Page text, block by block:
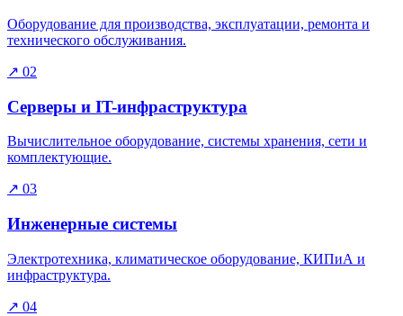
Оборудование для производства, эксплуатации, ремонта и
технического обслуживания.
↗ 02
Серверы и IT-инфраструктура
Вычислительное оборудование, системы хранения, сети и
комплектующие.
↗ 03
Инженерные системы
Электротехника, климатическое оборудование, КИПиА и
инфраструктура.
↗ 04